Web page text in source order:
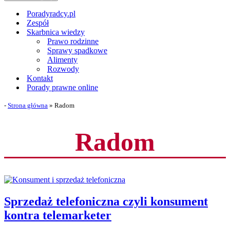
Poradyradcy.pl
Zespół
Skarbnica wiedzy
Prawo rodzinne
Sprawy spadkowe
Alimenty
Rozwody
Kontakt
Porady prawne online
- Strona główna » Radom
Radom
Sprzedaż telefoniczna czyli konsument
kontra telemarketer